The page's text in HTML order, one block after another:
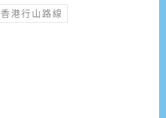
香港行山路線